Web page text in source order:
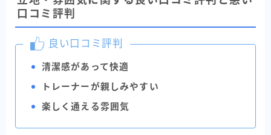
口コミ評判
良い口コミ評判
清潔感があって快適
トレーナーが親しみやすい
楽しく通える雰囲気